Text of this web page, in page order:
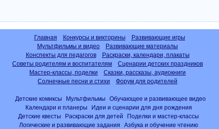
Главная Конкурсы и викторины
Развивающие игры
Мультфильмы и видео
Развивающие материалы
Конспекты для педагогов
Раскраски, календари, плакаты
Советы родителям и воспитателям
Сценарии детских праздников
Мастер-классы, поделки
Сказки, рассказы, аудиокниги
Солнечные песни и стихи
Форум для родителей
Детские комиксы Мультфильмы
Обучающее и развивающее видео
Календари и планеры
Идеи и сценарии для дня рождения
Детские квесты
Раскраски для детей
Поделки и мастер-классы
Логические и развивающие задания
Азбука и обучение чтению